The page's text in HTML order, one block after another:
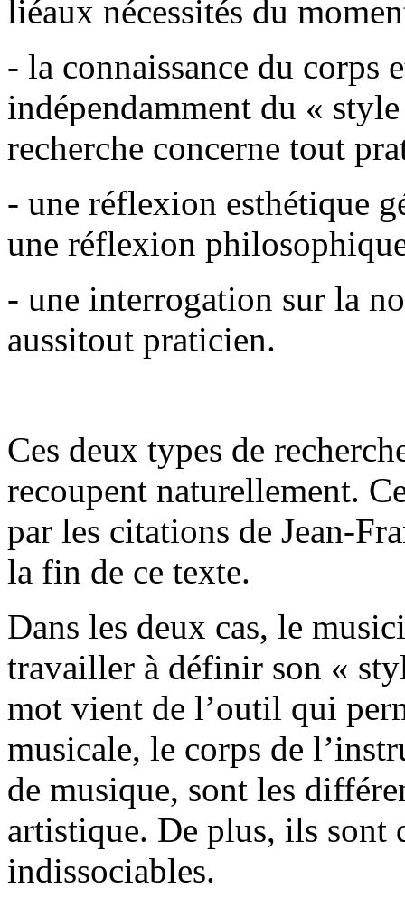
liéaux nécessités du
- la connaissance du corps
indépendamment du «
recherche concerne tout
- une réflexion esthétique
une réflexion
- une interrogation sur la
aussitout praticien.
Ces deux types de
recoupent naturellement.
par les citations de Jean-
la fin de ce texte.
Dans les deux cas, le
travailler à définir son «
mot vient de l’outil qui
musicale, le corps de
de musique, sont les
artistique. De plus, ils sont
indissociables.